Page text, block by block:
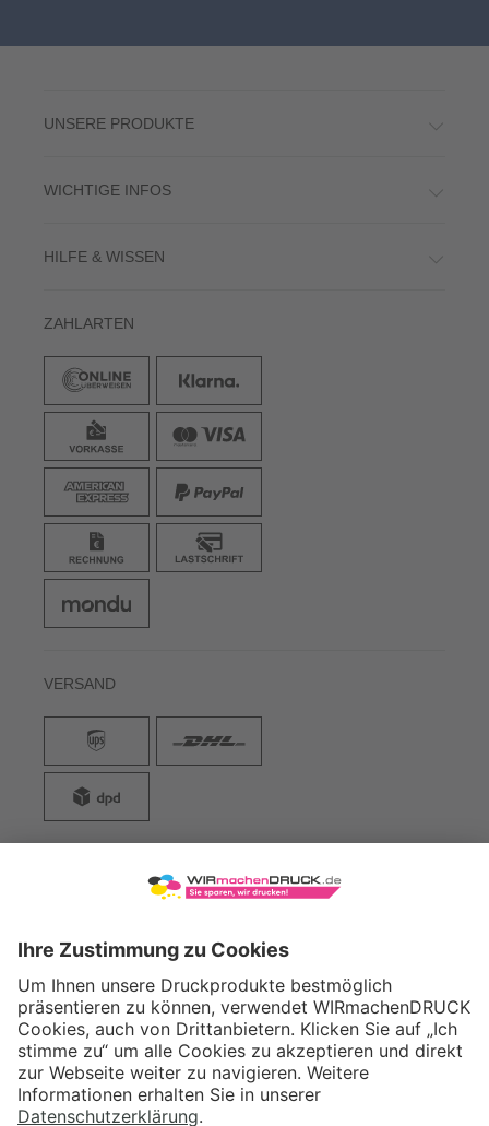
UNSERE PRODUKTE
WICHTIGE INFOS
HILFE & WISSEN
ZAHLARTEN
VERSAND
WIRmachenDRUCK GmbH
71522 Backnang
Tel.: +49 (0) 711 995 982 - 20
Fax: +49 (0) 711 995 982 - 21
SOCIAL MEDIA